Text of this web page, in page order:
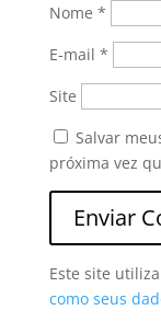
Nome *
E-mail *
Site
Salvar
próxima vez
Este site
como seus